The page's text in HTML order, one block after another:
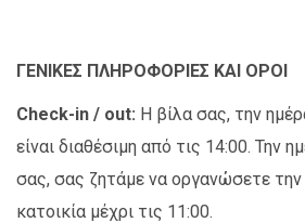
ΓΕΝΙΚΕΣ ΠΛΗΡΟΦΟΡΙΕΣ ΚΑΙ ΟΡΟΙ
Check-in / out: Η βίλα σας, την
είναι διαθέσιμη από τις 14:00. Την
σας, σας ζητάμε να οργανώσετε
κατοικία μέχρι τις 11:00.